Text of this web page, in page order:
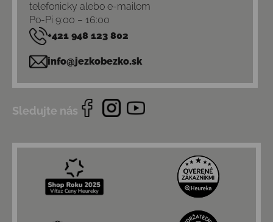
telefonicky alebo e-mailom
Po-Pi 9:00 – 16:00
+421 948 123 802
info@jezkobezko.sk
Sledujte nás